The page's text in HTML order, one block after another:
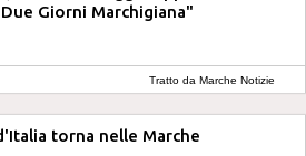
Giorni Marchigiana"
Tratto da Marche Notizie
torna nelle Marche